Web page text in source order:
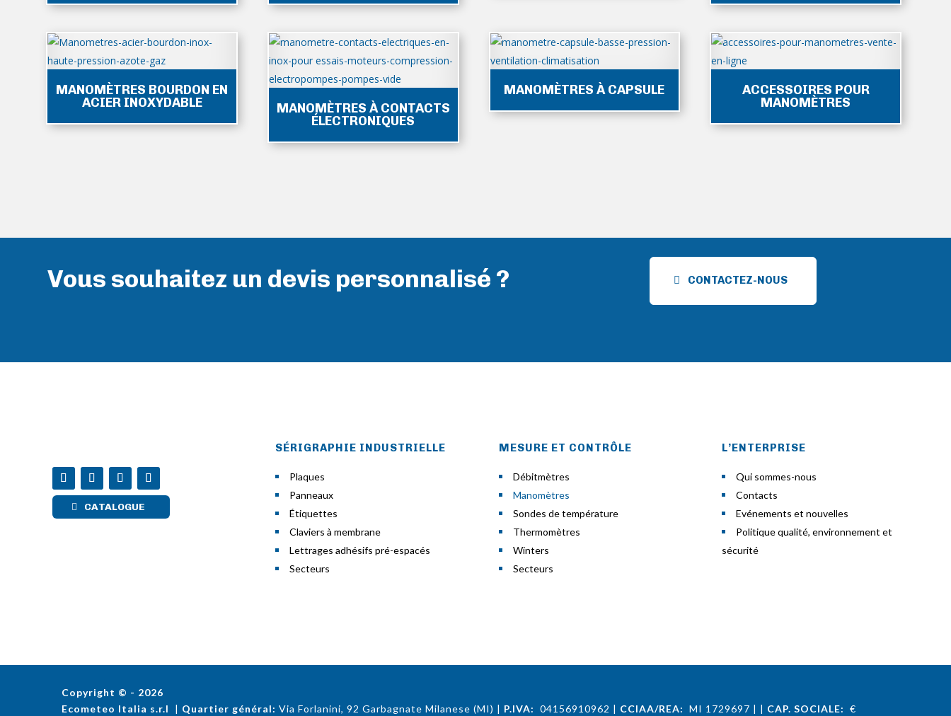
MANOMÈTRES BOURDON EN
ACIER INOXYDABLE
MANOMÈTRES À CONTACTS
ÉLECTRONIQUES
MANOMÈTRES À CAPSULE
ACCESSOIRES POUR
MANOMÈTRES
Vous souhaitez un devis personnalisé ? CONTACTEZ-NOUS
CATALOGUE
SÉRIGRAPHIE INDUSTRIELLE
Plaques
Panneaux
Étiquettes
Claviers à membrane
Lettrages adhésifs pré-espacés
Secteurs
MESURE ET CONTRÔLE
Débitmètres
Manomètres
Sondes de température
Thermomètres
Winters
Secteurs
L’ENTERPRISE
Qui sommes-nous
Contacts
Evénements et nouvelles
Politique qualité, environnement et
sécurité
Copyright © - 2026
Ecometeo Italia s.r.l
| Quartier général: Via Forlanini, 92 Garbagnate Milanese (MI) | P.IVA: 04156910962 | CCIAA/REA: MI 1729697 | | CAP. SOCIALE: €